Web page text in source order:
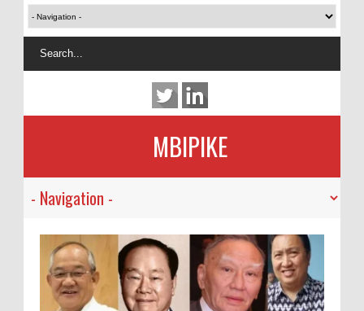
MBIPIKE